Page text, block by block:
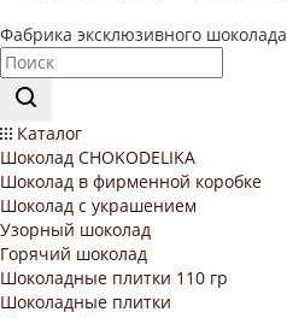
Фабрика эксклюзивного шоколада
Каталог
Шоколад CHOKODELIKA
Шоколад в фирменной коробке
Шоколад с украшением
Узорный шоколад
Горячий шоколад
Шоколадные плитки 110 гр
Шоколадные плитки